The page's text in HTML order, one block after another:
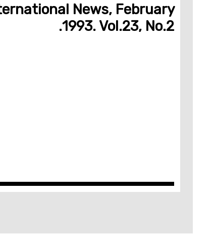
News, February
1993. Vol.23, No.2.